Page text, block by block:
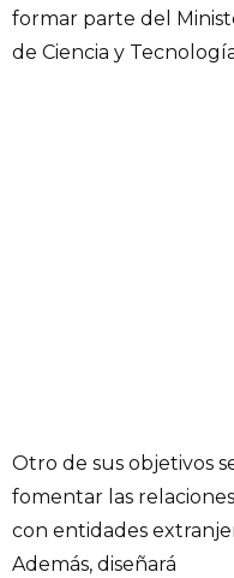
formar parte del
de Ciencia y
Otro de sus objetivos
fomentar las relaciones
con entidades
Además, diseñará